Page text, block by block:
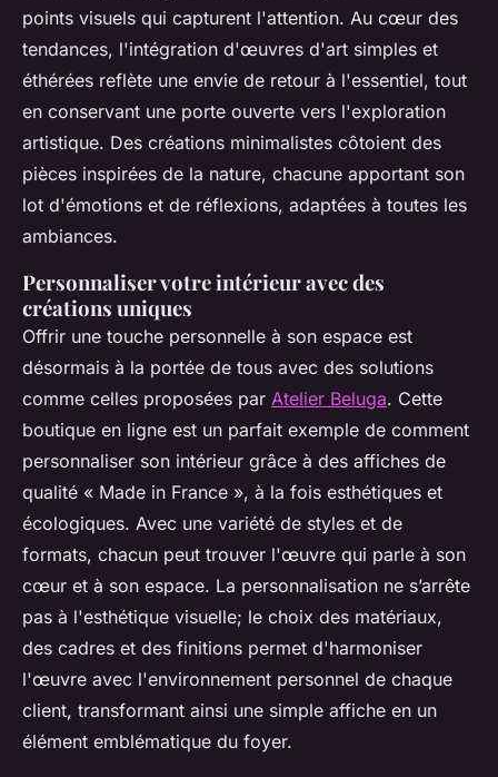
points visuels qui capturent l'attention. Au cœur des
tendances, l'intégration d'œuvres d'art simples et
éthérées reflète une envie de retour à l'essentiel, tout
en conservant une porte ouverte vers l'exploration
artistique. Des créations minimalistes côtoient des
pièces inspirées de la nature, chacune apportant son
lot d'émotions et de réflexions, adaptées à toutes les
ambiances.
Personnaliser votre intérieur avec des
créations uniques
Offrir une touche personnelle à son espace est
désormais à la portée de tous avec des solutions
comme celles proposées par Atelier Beluga. Cette
boutique en ligne est un parfait exemple de comment
personnaliser son intérieur grâce à des affiches de
qualité « Made in France », à la fois esthétiques et
écologiques. Avec une variété de styles et de
formats, chacun peut trouver l'œuvre qui parle à son
cœur et à son espace. La personnalisation ne s’arrête
pas à l'esthétique visuelle; le choix des matériaux,
des cadres et des finitions permet d'harmoniser
l'œuvre avec l'environnement personnel de chaque
client, transformant ainsi une simple affiche en un
élément emblématique du foyer.